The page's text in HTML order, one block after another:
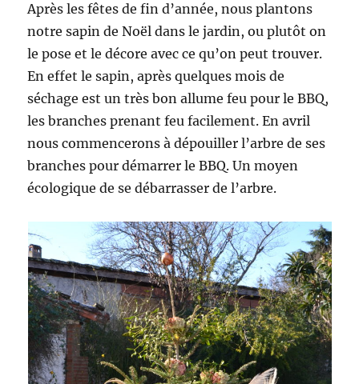
Après les fêtes de fin d’année, nous plantons
notre sapin de Noël dans le jardin, ou plutôt on
le pose et le décore avec ce qu’on peut trouver.
En effet le sapin, après quelques mois de
séchage est un très bon allume feu pour le BBQ,
les branches prenant feu facilement. En avril
nous commencerons à dépouiller l’arbre de ses
branches pour démarrer le BBQ. Un moyen
écologique de se débarrasser de l’arbre.